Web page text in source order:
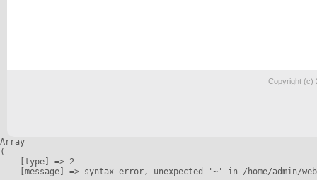
Copyright (c)
Array
(
    [type] => 2
[message] => syntax error, unexpected '~' in /home/admin/